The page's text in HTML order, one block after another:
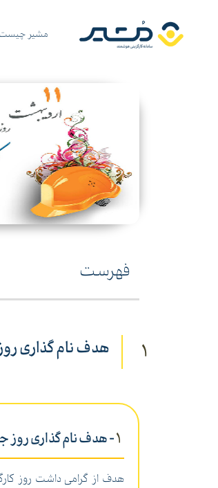
مشیر
فهرست
1 هدف نام گذاری
1- هدف نام گذاری روز
هدف از گرامی داشت روز